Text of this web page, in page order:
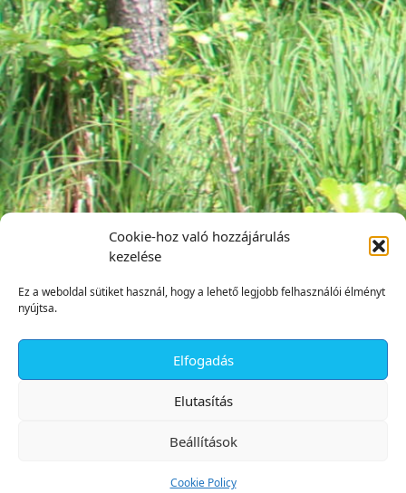
Cookie-hoz való hozzájárulás
kezelése
Ez a weboldal sütiket használ, hogy a lehető legjobb felhasználói élményt
nyújtsa.
Elfogadás
Elutasítás
Beállítások
Cookie Policy
✕